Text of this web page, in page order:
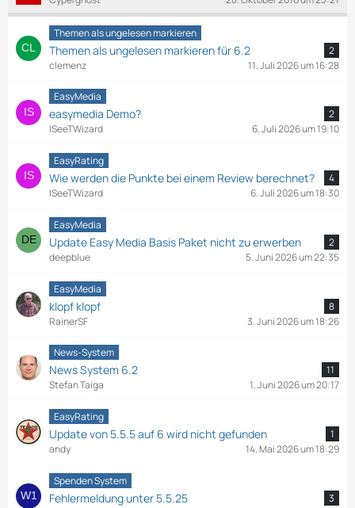
e
Themen als ungelesen markieren
Themen als ungelesen markieren für 6.2
2
clemenz
11. Juli 2026 um 16:28
EasyMedia
easymedia Demo?
2
ISeeTWizard
6. Juli 2026 um 19:10
EasyRating
Wie werden die Punkte bei einem Review berechnet?
4
ISeeTWizard
6. Juli 2026 um 18:30
EasyMedia
Update Easy Media Basis Paket nicht zu erwerben
2
deepblue
5. Juni 2026 um 22:35
EasyMedia
klopf klopf
8
RainerSF
3. Juni 2026 um 18:26
News-System
News System 6.2
11
Stefan Taiga
1. Juni 2026 um 20:17
EasyRating
Update von 5.5.5 auf 6 wird nicht gefunden
1
andy
14. Mai 2026 um 18:29
Spenden System
Fehlermeldung unter 5.5.25
3